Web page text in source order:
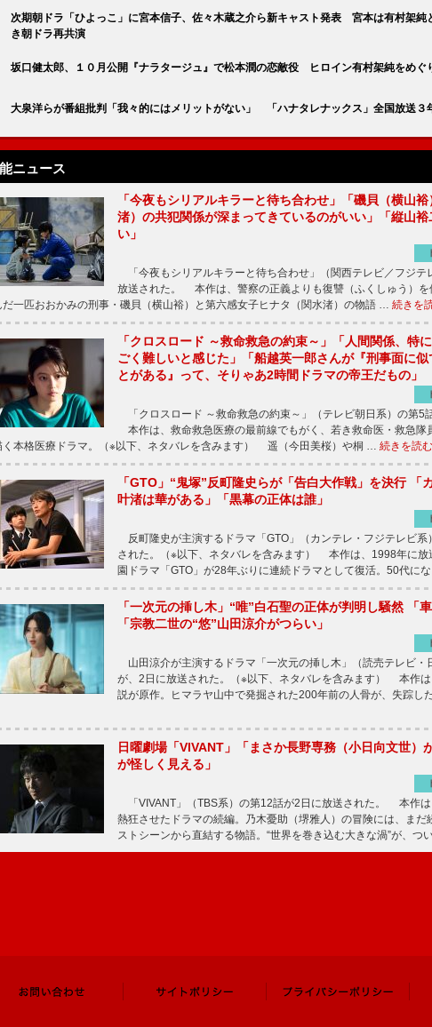
次期朝ドラ「ひよっこ」に宮本信子、佐々木蔵之介ら新キャスト発表 宮本は有村架純
き朝ドラ再共演
坂口健太郎、１０月公開『ナラタージュ』で松本潤の恋敵役 ヒロイン有村架純をめぐ
大泉洋らが番組批判「我々的にはメリットがない」 「ハナタレナックス」全国放送３
ニュース
「今夜もシリアルキラーと待ち合わせ」「磯貝（横山
渚）の共犯関係が深まってきているのがいい」「縦山
い」
「今夜もシリアルキラーと待ち合わせ」（関西テレビ／フジテ
放送された。 本作は、警察の正義よりも復讐（ふくしゅう）を
だ一匹おおかみの刑事・磯貝（横山裕）と第六感女子ヒナタ（関水渚）の物語 … 続きを
「クロスロード ～救命救急の約束～」「人間関係、特
ごく難しいと感じた」「船越英一郎さんが『刑事面に似
とがある』って、そりゃあ2時間ドラマの帝王だもの」
「クロスロード ～救命救急の約束～」（テレビ朝日系）の第5
本作は、救命救急医療の最前線でもがく、若き救命医・救急隊
く本格医療ドラマ。（※以下、ネタバレを含みます） 遥（今田美桜）や桐 … 続きを読む
「GTO」“鬼塚”反町隆史らが「告白大作戦」を決行 「
叶渚は華がある」「黒幕の正体は誰」
反町隆史が主演するドラマ「GTO」（カンテレ・フジテレビ系
された。（※以下、ネタバレを含みます） 本作は、1998年に放
園ドラマ「GTO」が28年ぶりに連続ドラマとして復活。50代に
「一次元の挿し木」“唯”白石聖の正体が判明し騒然 「
「宗教二世の“悠”山田涼介がつらい」
山田涼介が主演するドラマ「一次元の挿し木」（読売テレビ・
が、2日に放送された。（※以下、ネタバレを含みます） 本作
説が原作。ヒマラヤ山中で発掘された200年前の人骨が、失踪し
日曜劇場「VIVANT」「まさか長野専務（小日向文世
が怪しく見える」
「VIVANT」（TBS系）の第12話が2日に放送された。 本作は
熱狂させたドラマの続編。乃木憂助（堺雅人）の冒険には、まだ
ストシーンから直結する物語。“世界を巻き込む大きな渦”が、つ